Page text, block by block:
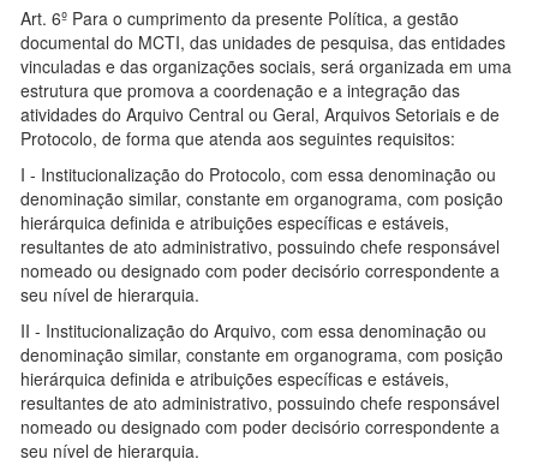
Art. 6º Para o cumprimento da presente Política, a gestão
documental do MCTI, das unidades de pesquisa, das entidades
vinculadas e das organizações sociais, será organizada em uma
estrutura que promova a coordenação e a integração das
atividades do Arquivo Central ou Geral, Arquivos Setoriais e de
Protocolo, de forma que atenda aos seguintes requisitos:
I - Institucionalização do Protocolo, com essa denominação ou
denominação similar, constante em organograma, com posição
hierárquica definida e atribuições específicas e estáveis,
resultantes de ato administrativo, possuindo chefe responsável
nomeado ou designado com poder decisório correspondente a
seu nível de hierarquia.
II - Institucionalização do Arquivo, com essa denominação ou
denominação similar, constante em organograma, com posição
hierárquica definida e atribuições específicas e estáveis,
resultantes de ato administrativo, possuindo chefe responsável
nomeado ou designado com poder decisório correspondente a
seu nível de hierarquia.